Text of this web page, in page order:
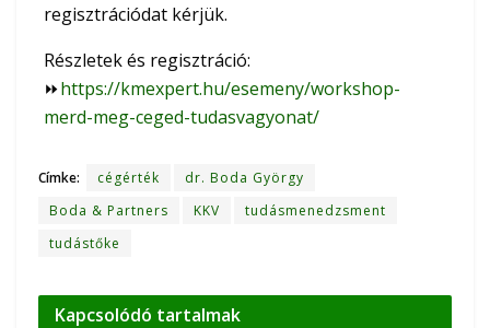
regisztrációdat kérjük.
Részletek és regisztráció:
⏩https://kmexpert.hu/esemeny/workshop-
merd-meg-ceged-tudasvagyonat/
Címke: cégérték
dr. Boda György
Boda & Partners
KKV
tudásmenedzsment
tudástőke
Kapcsolódó tartalmak